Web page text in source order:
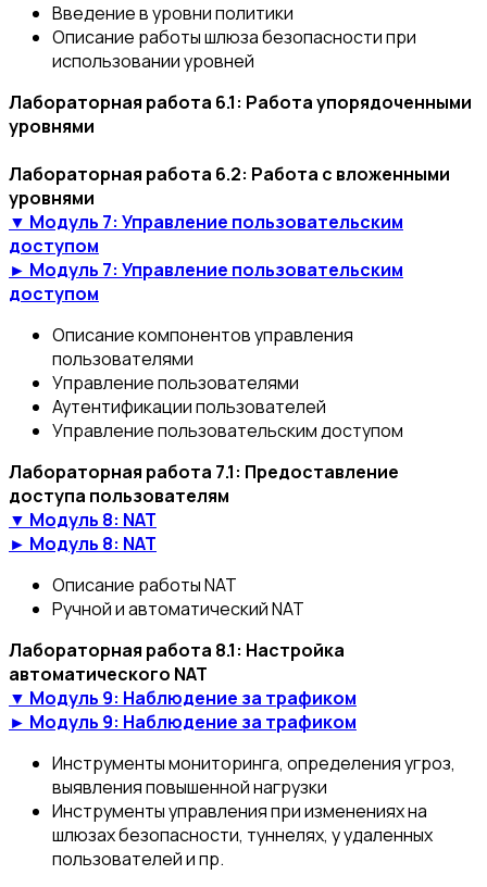
Введение в уровни политики
Описание работы шлюза безопасности при
использовании уровней
Лабораторная работа 6.1: Работа упорядоченными
уровнями
Лабораторная работа 6.2: Работа с вложенными
уровнями
▼ Модуль 7: Управление пользовательским
доступом
► Модуль 7: Управление пользовательским
доступом
Описание компонентов управления
пользователями
Управление пользователями
Аутентификации пользователей
Управление пользовательским доступом
Лабораторная работа 7.1: Предоставление
доступа пользователям
▼ Модуль 8: NAT
► Модуль 8: NAT
Описание работы NAT
Ручной и автоматический NAT
Лабораторная работа 8.1: Настройка
автоматического NAT
▼ Модуль 9: Наблюдение за трафиком
► Модуль 9: Наблюдение за трафиком
Инструменты мониторинга, определения угроз,
выявления повышенной нагрузки
Инструменты управления при изменениях на
шлюзах безопасности, туннелях, у удаленных
пользователей и пр.